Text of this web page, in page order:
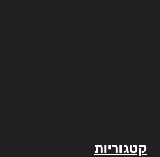
קטגוריות